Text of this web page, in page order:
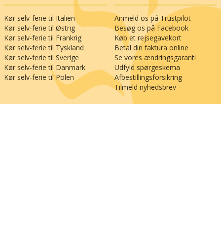
Kør selv-ferie til Italien
Kør selv-ferie til Østrig
Kør selv-ferie til Frankrig
Kør selv-ferie til Tyskland
Kør selv-ferie til Sverige
Kør selv-ferie til Danmark
Kør selv-ferie til Polen
Anmeld os på Trustpilot
Besøg os på Facebook
Køb et rejsegavekort
Betal din faktura online
Se vores ændringsgaranti
Udfyld spørgeskema
Afbestillingsforsikring
Tilmeld nyhedsbrev
;